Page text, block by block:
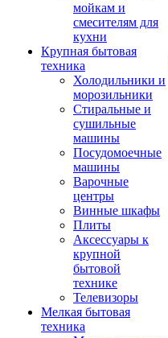
мойкам и
смесителям для
кухни
Крупная бытовая
техника
Холодильники и
морозильники
Стиральные и
сушильные
машины
Посудомоечные
машины
Варочные
центры
Винные шкафы
Плиты
Аксессуары к
крупной
бытовой
технике
Телевизоры
Мелкая бытовая
техника